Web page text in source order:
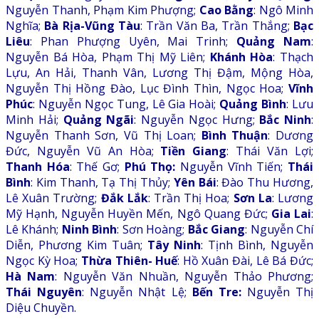
Nguyễn Thanh, Phạm Kim Phượng; Cao Bằng: Ngô Minh
Nghĩa; Bà Rịa-Vũng Tàu: Trần Văn Ba, Trần Thắng; Bạc
Liêu: Phan Phượng Uyên, Mai Trinh; Quảng Nam:
Nguyễn Bá Hòa, Phạm Thị Mỹ Liên; Khánh Hòa: Thạch
Lựu, An Hải, Thanh Vân, Lương Thị Đậm, Mộng Hòa,
Nguyễn Thị Hồng Đào, Lục Đình Thìn, Ngọc Hoa; Vĩnh
Phúc: Nguyễn Ngọc Tung, Lê Gia Hoài; Quảng Bình: Lưu
Minh Hải; Quảng Ngãi: Nguyễn Ngọc Hưng; Bắc Ninh:
Nguyễn Thanh Sơn, Vũ Thị Loan; Bình Thuận: Dương
Đức, Nguyễn Vũ An Hòa; Tiền Giang: Thái Văn Lợi;
Thanh Hóa: Thế Gơ; Phú Thọ: Nguyễn Vĩnh Tiến; Thái
Bình: Kim Thanh, Tạ Thị Thủy; Yên Bái: Đào Thu Hương,
Lê Xuân Trường; Đắk Lắk: Trần Thị Hoa; Sơn La: Lương
Mỹ Hạnh, Nguyễn Huyền Mến, Ngô Quang Đức; Gia Lai:
Lê Khánh; Ninh Bình: Sơn Hoàng; Bắc Giang: Nguyễn Chí
Diễn, Phương Kim Tuân; Tây Ninh: Tịnh Bình, Nguyễn
Ngọc Kỳ Hoa; Thừa Thiên- Huế: Hồ Xuân Đài, Lê Bá Đức;
Hà Nam: Nguyễn Văn Nhuần, Nguyễn Thảo Phương;
Thái Nguyên: Nguyễn Nhật Lệ; Bến Tre:Nguyễn Thị
Diệu Chuyền.